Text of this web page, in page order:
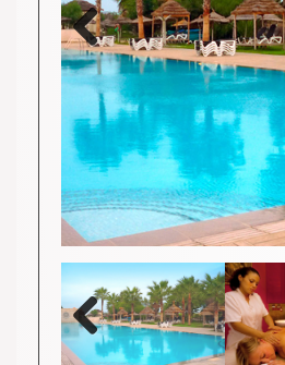
Previous
Previous